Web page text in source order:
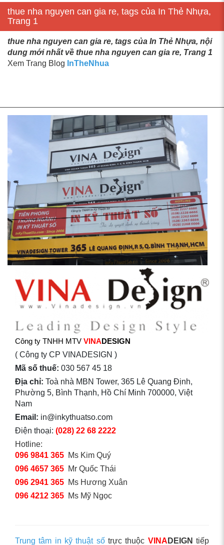
thue nha nguyen can gia re, tags của In Thẻ Nhựa,
Trang 1
thue nha nguyen can gia re, tags của In Thẻ Nhựa, nội
dung mới nhất về thue nha nguyen can gia re, Trang 1
Xem Trang Blog InTheNhua
Công ty TNHH MTV VINADESIGN
( Công ty CP VINADESIGN )
Mã số thuế: 030 567 45 18
Địa chỉ: Toà nhà MBN Tower, 365 Lê Quang Định,
Phường 5, Bình Thạnh, Hồ Chí Minh 700000, Việt
Nam
Email: in@inkythuatso.com
Điện thoại: (028) 22 68 2222
Hotline:
096 9841 365 Ms Kim Quý
096 4657 365 Mr Quốc Thái
096 2941 365 Ms Hương Xuân
096 4212 365 Ms Mỹ Ngọc
Trung tâm in kỹ thuật sốtrực thuộc VINA DEIGN tiếp